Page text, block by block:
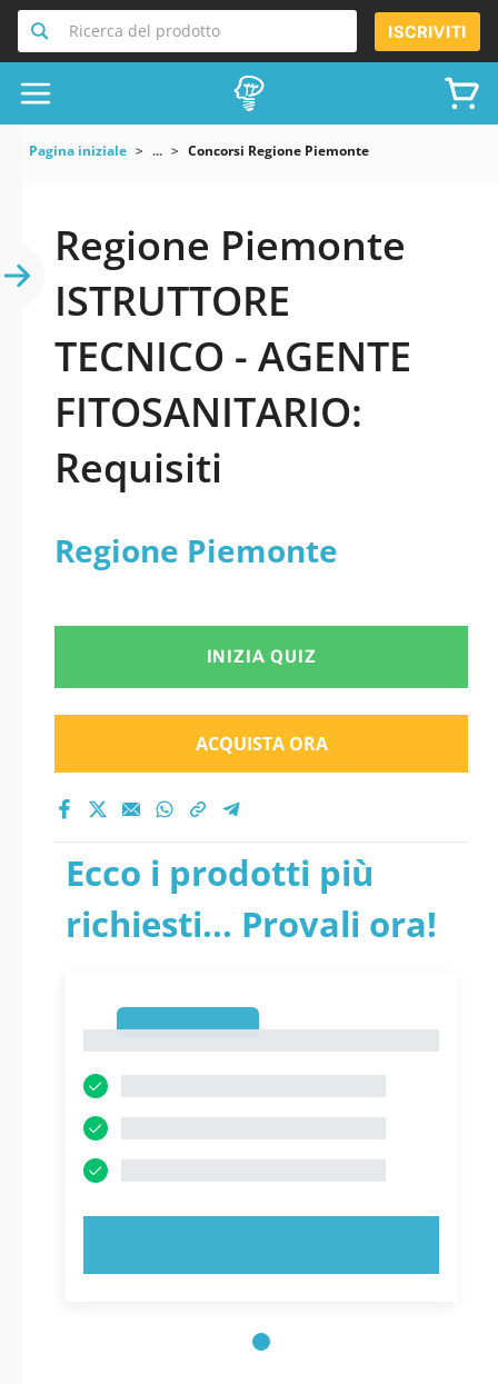
Ricerca del prodotto ISCRIVITI
Pagina iniziale ... Concorsi Regione Piemonte
Regione Piemonte
ISTRUTTORE
TECNICO - AGENTE
FITOSANITARIO:
Requisiti
Regione Piemonte
INIZIA QUIZ
ACQUISTA ORA
Ecco i prodotti più
richiesti... Provali ora!